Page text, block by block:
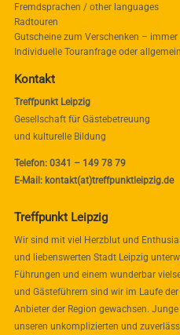
Fremdsprachen / other languages
Radtouren
Gutscheine zum Verschenken – immer
Individuelle Touranfrage oder
Kontakt
Treffpunkt Leipzig
Gesellschaft für Gästebetreuung
und kulturelle Bildung
Telefon: 0341 – 149 78 79
E-Mail: kontakt(at)treffpunktleipzig.de
Treffpunkt Leipzig
Wir sind mit viel Herzblut und
und liebenswerten Stadt Leipzig
Führungen und einem wunderbar
und Gästeführern sind wir im Laufe
Anbieter der Region gewachsen.
unseren unkomplizierten und